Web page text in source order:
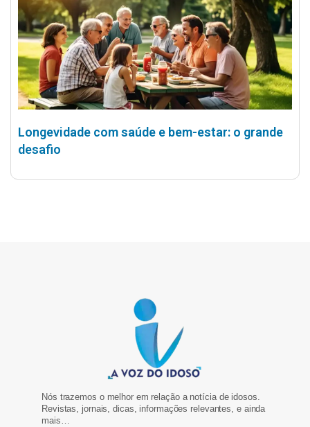
Longevidade com saúde e bem-estar: o grande
desafio
Nós trazemos o melhor em relação a notícia de idosos.
Revistas, jornais, dicas, informações relevantes, e ainda
mais…